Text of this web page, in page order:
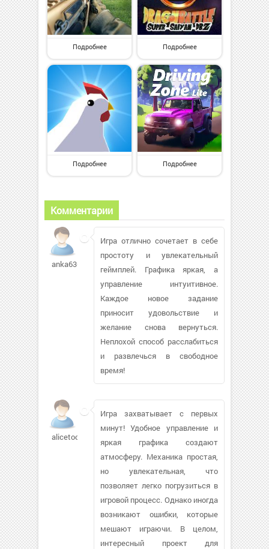
Подробнее Подробнее
Подробнее Подробнее
Комментарии
anka636327
Игра отлично сочетает в себе
простоту и увлекательный
геймплей. Графика яркая, а
управление интуитивное.
Каждое новое задание
приносит удовольствие и
желание снова вернутьcя.
Неплохой способ расслабиться
и развлечься в свободное
время!
alicetoo4465
Игра захватывает с первых
минут! Удобное управление и
яркая графика создают
атмосферу. Механика простая,
но увлекательная, что
позволяет легко погрузиться в
игровой процесс. Однако иногда
возникают ошибки, которые
мешают играючи. В целом,
интересный проект для